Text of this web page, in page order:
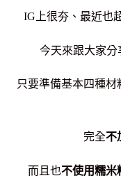
IG上很夯、最近也
今天來跟大家分
只要準備基本四種
完全不
而且也不使用糯米